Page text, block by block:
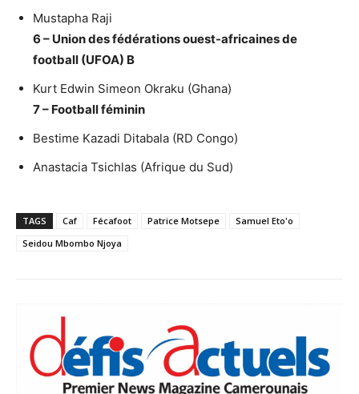
Mustapha Raji
6 – Union des fédérations ouest-africaines de
football (UFOA) B
Kurt Edwin Simeon Okraku (Ghana)
7 – Football féminin
Bestime Kazadi Ditabala (RD Congo)
Anastacia Tsichlas (Afrique du Sud)
TAGS Caf Fécafoot Patrice Motsepe
Samuel Eto'o
Seidou Mbombo Njoya